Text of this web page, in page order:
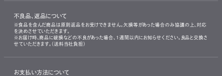
不良品、返品について
※食品を含んだ商品は原則返品をお受けできません。欠損等があった場合のみ協議の上、対応
を決めさせていただきます。
※お届け時、商品に破損などの不良があった場合、1週間以内にお知らせください。良品と交換さ
せていただきます。（送料当社負担）
お支払い方法について